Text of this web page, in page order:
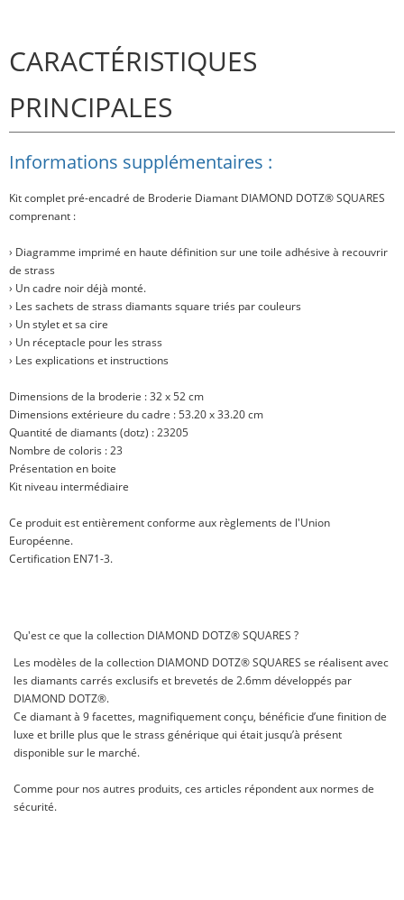
CARACTÉRISTIQUES
PRINCIPALES
Informations supplémentaires :
Kit complet pré-encadré de Broderie Diamant DIAMOND DOTZ® SQUARES
comprenant :
› Diagramme imprimé en haute définition sur une toile adhésive à recouvrir
de strass
› Un cadre noirdéjà monté.
› Les sachets de strass diamants square triés par couleurs
› Un stylet et sa cire
› Un réceptacle pour les strass
› Les explications et instructions
Dimensions de la broderie : 32 x 52 cm
Dimensions extérieure du cadre : 53.20 x 33.20 cm
Quantité de diamants (dotz) : 23205
Nombre de coloris : 23
Présentation en boite
Kit niveau intermédiaire
Ce produit est entièrement conforme aux règlements de l'Union
Européenne.
Certification EN71-3.
Qu'est ce que la collection DIAMOND DOTZ® SQUARES ?
Les modèles de la collection DIAMOND DOTZ® SQUARES se réalisent avec
les diamants carrés exclusifs et brevetés de 2.6mm développés par
DIAMOND DOTZ®.
Ce diamant à 9 facettes, magnifiquement conçu, bénéficie d’une finition de
luxe et brille plus que le strass générique qui était jusqu’à présent
disponible sur le marché.
Comme pour nos autres produits, ces articles répondent aux normes de
sécurité.